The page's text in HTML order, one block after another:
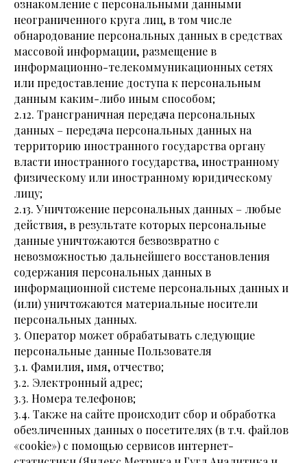
ознакомление с персональными данными
неограниченного круга лиц, в том числе
обнародование персональных данных в средствах
массовой информации, размещение в
информационно-телекоммуникационных сетях
или предоставление доступа к персональным
данным каким-либо иным способом;
2.12. Трансграничная передача персональных
данных – передача персональных данных на
территорию иностранного государства органу
власти иностранного государства, иностранному
физическому или иностранному юридическому
лицу;
2.13. Уничтожение персональных данных – любые
действия, в результате которых персональные
данные уничтожаются безвозвратно с
невозможностью дальнейшего восстановления
содержания персональных данных в
информационной системе персональных данных и
(или) уничтожаются материальные носители
персональных данных.
3. Оператор может обрабатывать следующие
персональные данные Пользователя
3.1. Фамилия, имя, отчество;
3.2. Электронный адрес;
3.3. Номера телефонов;
3.4. Также на сайте происходит сбор и обработка
обезличенных данных о посетителях (в т.ч. файлов
«cookie») с помощью сервисов интернет-